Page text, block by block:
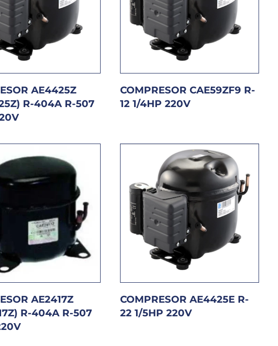
AE4425Z
R-404A R-507
COMPRESOR CAE59ZF9 R-
12 1/4HP 220V
AE2417Z
R-404A R-507
COMPRESOR AE4425E R-
22 1/5HP 220V